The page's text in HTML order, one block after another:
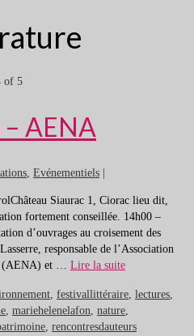
of 5
– AENA
, Evénementiels
Siaurac 1, Ciorac lieu dit,
fortement conseillée. 14h00 –
d’ouvrages au croisement des
responsable de l’Association
(AENA) et … Lire la suite
, festivallittéraire, lectures,
, mariehelenelafon, nature,
, rencontresdauteurs